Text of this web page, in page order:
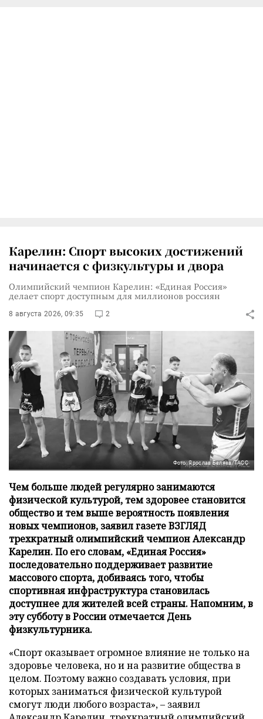
Карелин: Спорт высоких достижений
начинается с физкультуры и двора
Олимпийский чемпион Карелин: «Единая Россия»
делает спорт доступным для миллионов россиян
8 августа 2026, 09:35 2
Фото: Ярослав Беляев/ТАСС
Чем больше людей регулярно занимаются
физической культурой, тем здоровее становится
общество и тем выше вероятность появления
новых чемпионов, заявил газете ВЗГЛЯД
трехкратный олимпийский чемпион Александр
Карелин. По его словам, «Единая Россия»
последовательно поддерживает развитие
массового спорта, добиваясь того, чтобы
спортивная инфраструктура становилась
доступнее для жителей всей страны. Напомним, в
эту субботу в России отмечается День
физкультурника.
«Спорт оказывает огромное влияние не только на
здоровье человека, но и на развитие общества в
целом. Поэтому важно создавать условия, при
которых заниматься физической культурой
смогут люди любого возраста», – заявил